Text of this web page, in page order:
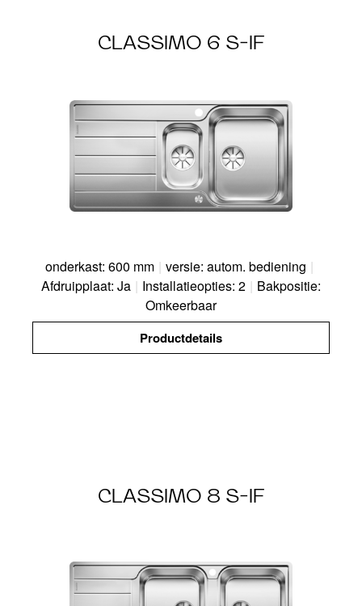
CLASSIMO 6 S-IF
onderkast: 600 mm | versie: autom. bediening |
Afdruipplaat: Ja | Installatieopties: 2 | Bakpositie:
Omkeerbaar
Productdetails
CLASSIMO 8 S-IF